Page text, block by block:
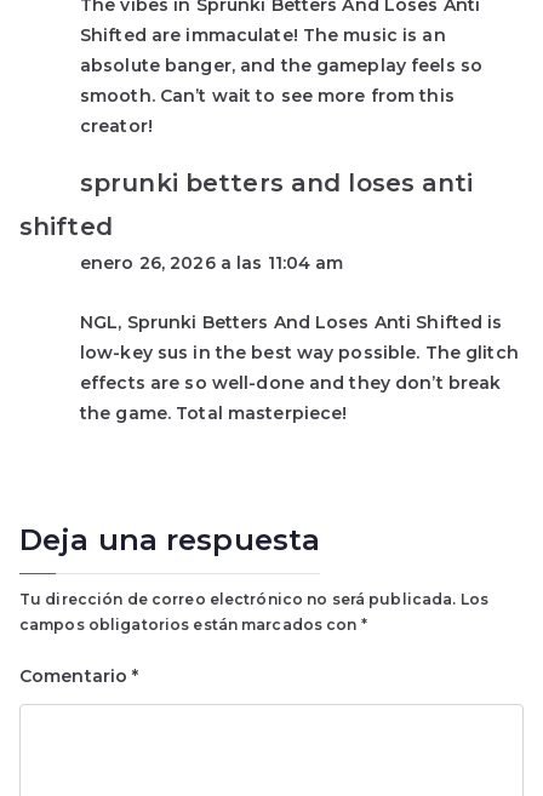
The vibes in Sprunki Betters And Loses Anti
Shifted are immaculate! The music is an
absolute banger, and the gameplay feels so
smooth. Can’t wait to see more from this
creator!
sprunki betters and loses anti
shifted
enero 26, 2026 a las 11:04 am
NGL, Sprunki Betters And Loses Anti Shifted is
low-key sus in the best way possible. The glitch
effects are so well-done and they don’t break
the game. Total masterpiece!
Deja una respuesta
Tu dirección de correo electrónico no será publicada. Los
campos obligatorios están marcados con *
Comentario*